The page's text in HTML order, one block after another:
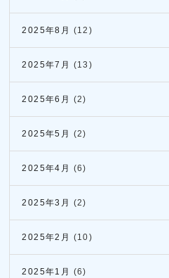
2025年8月 (12)
2025年7月 (13)
2025年6月 (2)
2025年5月 (2)
2025年4月 (6)
2025年3月 (2)
2025年2月 (10)
2025年1月 (6)